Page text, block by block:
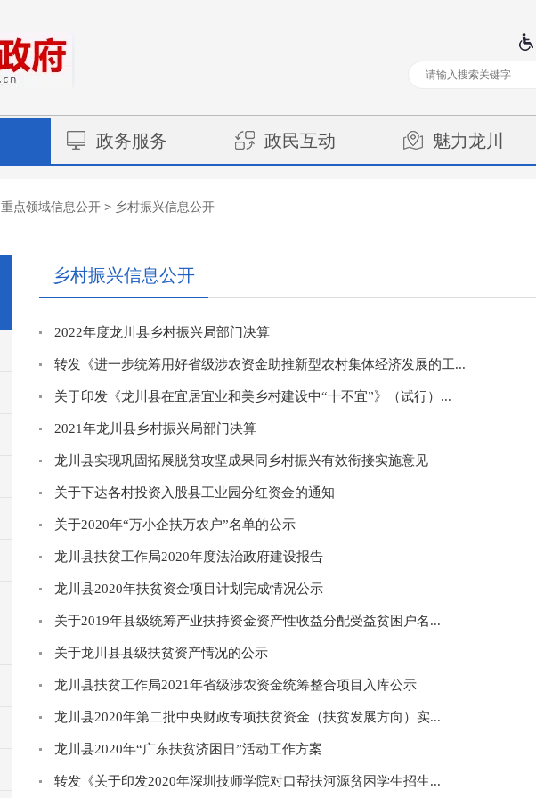
政务服务 政民互动 魅力龙川
重点领域信息公开 > 乡村振兴信息公开
乡村振兴信息公开
2022年度龙川县乡村振兴局部门决算
转发《进一步统筹用好省级涉农资金助推新型农村集体经济发展的工...
关于印发《龙川县在宜居宜业和美乡村建设中“十不宜”》（试行）...
2021年龙川县乡村振兴局部门决算
龙川县实现巩固拓展脱贫攻坚成果同乡村振兴有效衔接实施意见
关于下达各村投资入股县工业园分红资金的通知
关于2020年“万小企扶万农户”名单的公示
龙川县扶贫工作局2020年度法治政府建设报告
龙川县2020年扶贫资金项目计划完成情况公示
关于2019年县级统筹产业扶持资金资产性收益分配受益贫困户名...
关于龙川县县级扶贫资产情况的公示
龙川县扶贫工作局2021年省级涉农资金统筹整合项目入库公示
龙川县2020年第二批中央财政专项扶贫资金（扶贫发展方向）实...
龙川县2020年“广东扶贫济困日”活动工作方案
转发《关于印发2020年深圳技师学院对口帮扶河源贫困学生招生...